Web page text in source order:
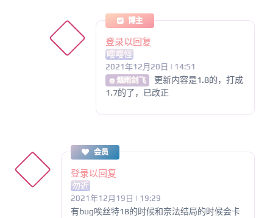
博主
登录以回复
嘤嘤怪
2021年12月20日 | 14:51
@ 烟雨剑飞
更新内容是1.8的，打成
1.7的了，已改正
会员
登录以回复
勿近
2021年12月19日 | 19:29
有bug唉丝特18的时候和奈法结局的时候会卡